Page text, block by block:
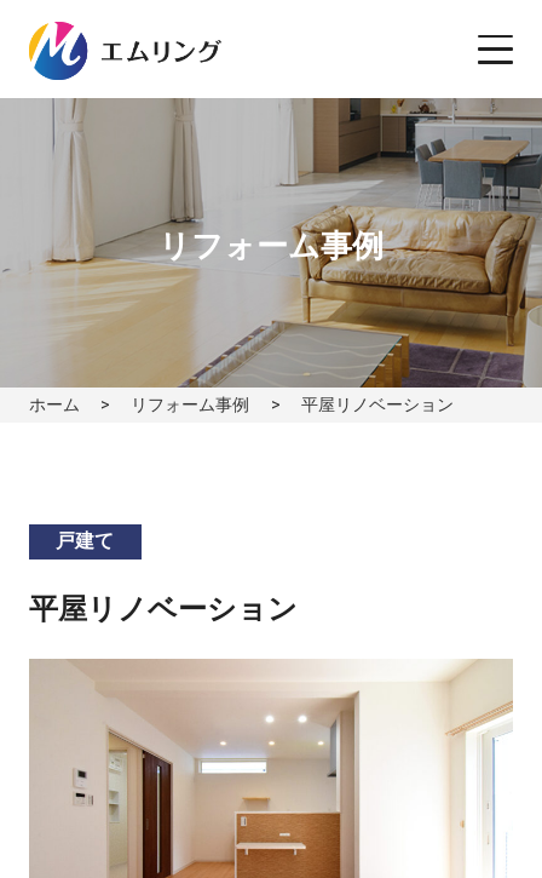
リフォーム事例
ホーム リフォーム事例 平屋リノベーション
戸建て
平屋リノベーション